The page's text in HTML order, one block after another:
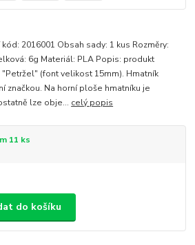
2016001 Obsah sady: 1 kus Rozměry:
6g Materiál: PLA Popis: produkt
(font velikost 15mm). Hmatník
značkou. Na horní ploše hmatníku je
lze obje... celý popis
11 ks
do košíku